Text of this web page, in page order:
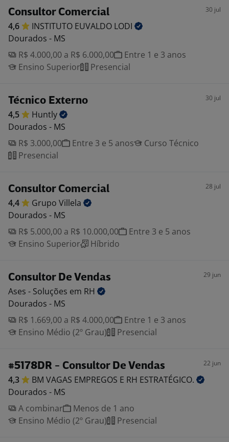
Consultor Comercial 30 jul
4,6 INSTITUTO EUVALDO LODI
Dourados - MS
R$ 4.000,00 a R$ 6.000,00
Entre 1 e 3 anos
Ensino Superior
Presencial
Técnico Externo 30 jul
4,5
Huntly
Dourados - MS
R$ 3.000,00
Entre 3 e 5 anos
Curso Técnico
Presencial
Consultor Comercial 28 jul
4,4 Grupo Villela
Dourados - MS
R$ 5.000,00 a R$ 10.000,00
Entre 3 e 5 anos
Ensino Superior
Híbrido
Consultor De Vendas 29 jun
Ases - Soluções em RH
Dourados - MS
R$ 1.669,00 a R$ 4.000,00
Entre 1 e 3 anos
Ensino Médio (2º Grau)
Presencial
#5178DR - Consultor De Vendas 22 jun
4,3 BM VAGAS EMPREGOS E RH ESTRATÉGICO.
Dourados - MS
A combinar
Menos de 1 ano
Ensino Médio (2º Grau)
Presencial